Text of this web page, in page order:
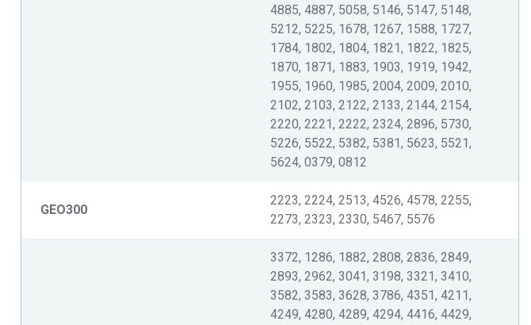
4885, 4887, 5058, 5146, 5147, 5148,
5212, 5225, 1678, 1267, 1588, 1727,
1784, 1802, 1804, 1821, 1822, 1825,
1870, 1871, 1883, 1903, 1919, 1942,
1955, 1960, 1985, 2004, 2009, 2010,
2102, 2103, 2122, 2133, 2144, 2154,
2220, 2221, 2222, 2324, 2896, 5730,
5226, 5522, 5382, 5381, 5623, 5521,
5624, 0379, 0812
GEO300
2223, 2224, 2513, 4526, 4578, 2255,
2273, 2323, 2330, 5467, 5576
3372, 1286, 1882, 2808, 2836, 2849,
2893, 2962, 3041, 3198, 3321, 3410,
3582, 3583, 3628, 3786, 4351, 4211,
4249, 4280, 4289, 4294, 4416, 4429,